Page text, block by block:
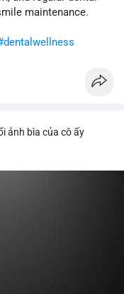
hướng rõ ràng trước
maintenance.
ảnh bìa của cô ấy